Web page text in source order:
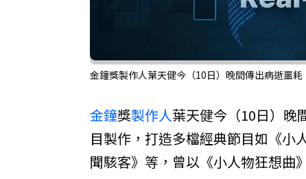
金鐘獎製作人葉天健今（10日）晚間傳出病逝噩耗
金鐘獎製作人葉天健今（10日）晚
目製作，打造多檔經典節目如《小
聞駭客》等，曾以《小人物狂想曲